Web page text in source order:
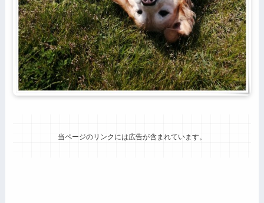
当ページのリンクには広告が含まれています。